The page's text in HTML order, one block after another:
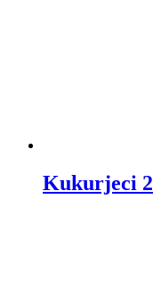
Kukurjeci 2